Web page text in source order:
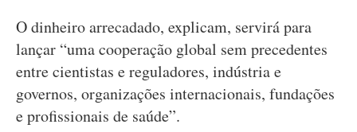
O dinheiro arrecadado, explicam, servirá para
lançar “uma cooperação global sem precedentes
entre cientistas e reguladores, indústria e
governos, organizações internacionais, fundações
e profissionais de saúde”.